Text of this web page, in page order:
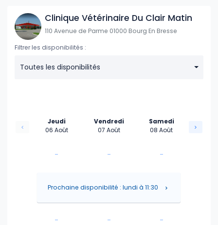
17:30
18:00
Clinique Vétérinaire Du Clair Matin
110 Avenue de Parme 01000 Bourg En Bresse
Filtrer les disponibilités :
Toutes les disponibilités
Jeudi
06 Août
-
-
Vendredi
07 Août
-
-
Samedi
08 Août
-
-
Prochaine disponibilité : lundi à 11:30